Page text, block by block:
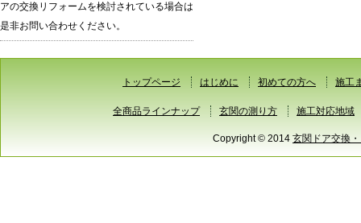
アの交換リフォームを検討されている場合は
是非お問い合わせください。
トップページ はじめに 初めての方へ 施工
全商品ラインナップ 玄関の測り方 施工対応地域
Copyright © 2014 玄関ドア交換